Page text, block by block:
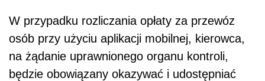
W przypadku rozliczania opłaty za przewóz
osób przy użyciu aplikacji mobilnej, kierowca,
na żądanie uprawnionego organu kontroli,
będzie obowiązany okazywać i udostępniać